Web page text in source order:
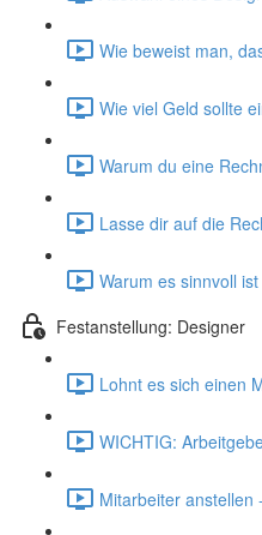
Wie beweist man,
Wie viel Geld sollte
Warum du eine
Lasse dir auf die
Warum es sinnvoll
Festanstellung: Designer
Lohnt es sich einen
WICHTIG:
Mitarbeiter anstellen